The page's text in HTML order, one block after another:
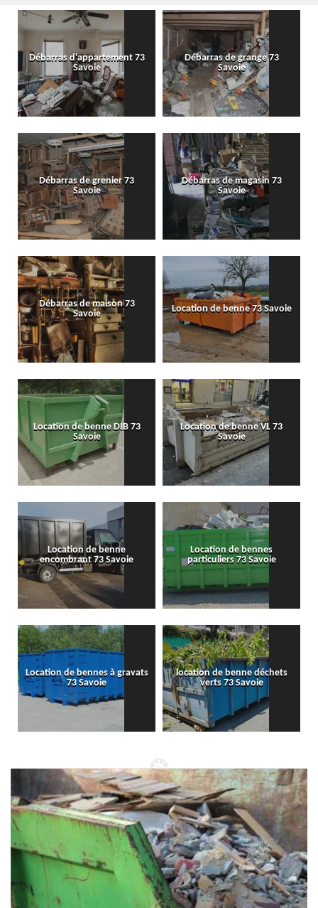
Débarras d'appartement 73
Savoie
Débarras de grange 73
Savoie
Débarras de grenier 73
Savoie
Débarras de magasin 73
Savoie
Débarras de maison 73
Savoie
Location de benne 73 Savoie
Location de benne DIB 73
Savoie
Location de benne VL 73
Savoie
Location de benne
encombrant 73 Savoie
Location de bennes
particuliers 73 Savoie
Location de bennes à gravats
73 Savoie
location de benne déchets
verts 73 Savoie